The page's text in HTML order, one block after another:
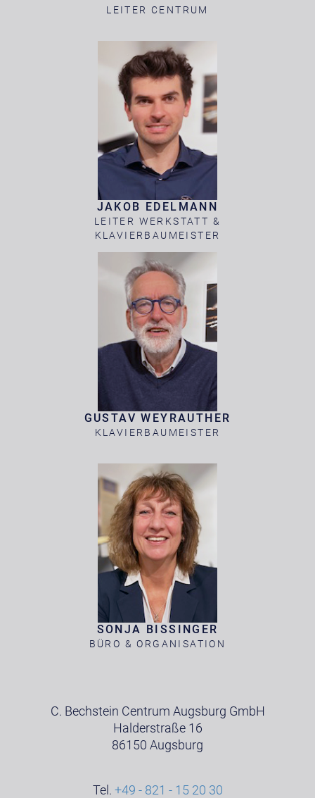
LEITER CENTRUM
JAKOB EDELMANN
LEITER WERKSTATT &
KLAVIERBAUMEISTER
GUSTAV WEYRAUTHER
KLAVIERBAUMEISTER
SONJA BISSINGER
BÜRO & ORGANISATION
C. Bechstein Centrum Augsburg GmbH
Halderstraße 16
86150 Augsburg
Tel. +49 - 821 - 15 20 30